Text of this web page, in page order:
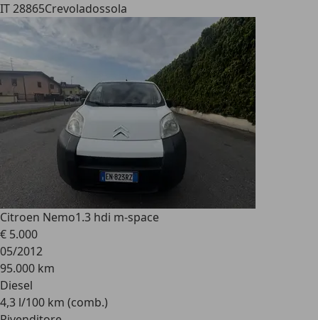
IT 28865Crevoladossola
Citroen Nemo1.3 hdi m-space
€ 5.000
05/2012
95.000 km
Diesel
4,3 l/100 km (comb.)